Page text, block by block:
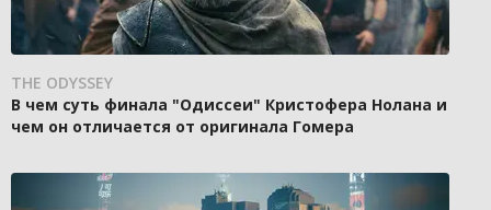
THE ODYSSEY
В чем суть финала "Одиссеи" Кристофера Нолана и
чем он отличается от оригинала Гомера